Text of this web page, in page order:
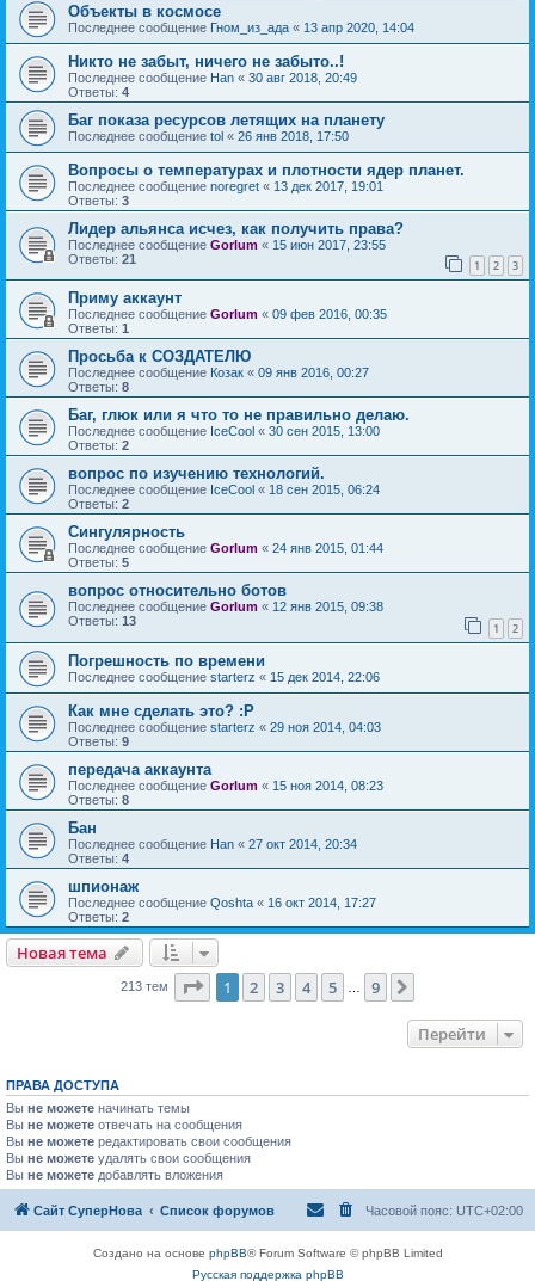
Объекты в космосе
Последнее сообщение Гном_из_ада « 13 апр 2020, 14:04
Никто не забыт, ничего не забыто..!
Последнее сообщение Han « 30 авг 2018, 20:49
Ответы: 4
Баг показа ресурсов летящих на планету
Последнее сообщение tol « 26 янв 2018, 17:50
Вопросы о температурах и плотности ядер планет.
Последнее сообщение noregret « 13 дек 2017, 19:01
Ответы: 3
Лидер альянса исчез, как получить права?
Последнее сообщение Gorlum « 15 июн 2017, 23:55
Ответы: 21 1 2 3
Приму аккаунт
Последнее сообщение Gorlum « 09 фев 2016, 00:35
Ответы: 1
Просьба к СОЗДАТЕЛЮ
Последнее сообщение Козак « 09 янв 2016, 00:27
Ответы: 8
Баг, глюк или я что то не правильно делаю.
Последнее сообщение IceCool « 30 сен 2015, 13:00
Ответы: 2
вопрос по изучению технологий.
Последнее сообщение IceCool « 18 сен 2015, 06:24
Ответы: 2
Сингулярность
Последнее сообщение Gorlum « 24 янв 2015, 01:44
Ответы: 5
вопрос относительно ботов
Последнее сообщение Gorlum « 12 янв 2015, 09:38
Ответы: 13 1 2
Погрешность по времени
Последнее сообщение starterz « 15 дек 2014, 22:06
Как мне сделать это? :P
Последнее сообщение starterz « 29 ноя 2014, 04:03
Ответы: 9
передача аккаунта
Последнее сообщение Gorlum « 15 ноя 2014, 08:23
Ответы: 8
Бан
Последнее сообщение Han « 27 окт 2014, 20:34
Ответы: 4
шпионаж
Последнее сообщение Qoshta « 16 окт 2014, 17:27
Ответы: 2
Новая тема
213 тем Страница из
1 2 3 4 5 9
Перейти
ПРАВА ДОСТУПА
Вы не можете начинать темы
Вы не можете отвечать на сообщения
Вы не можете редактировать свои сообщения
Вы не можете удалять свои сообщения
Вы не можете добавлять вложения
Сайт СуперНова Список форумов Часовой пояс: UTC+02:00
Создано на основе phpBB® Forum Software © phpBB Limited
Русская поддержка phpBB